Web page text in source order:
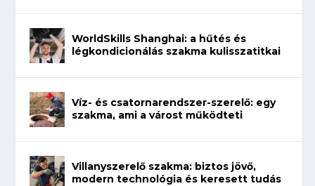
WorldSkills Shanghai: a hűtés és
légkondicionálás szakma kulisszatitkai
Víz- és csatornarendszer-szerelő: egy
szakma, ami a várost működteti
Villanyszerelő szakma: biztos jövő,
modern technológia és keresett tudás